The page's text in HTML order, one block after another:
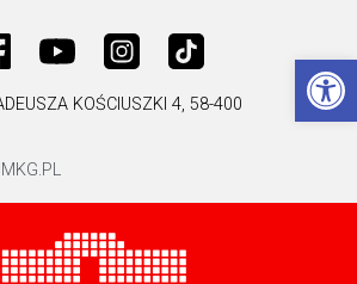
KOŚCIUSZKI 4, 58-400